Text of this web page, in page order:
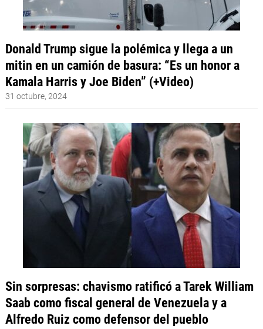
Donald Trump sigue la polémica y llega a un
mitin en un camión de basura: “Es un honor a
Kamala Harris y Joe Biden” (+Video)
31 octubre, 2024
Sin sorpresas: chavismo ratificó a Tarek William
Saab como fiscal general de Venezuela y a
Alfredo Ruiz como defensor del pueblo